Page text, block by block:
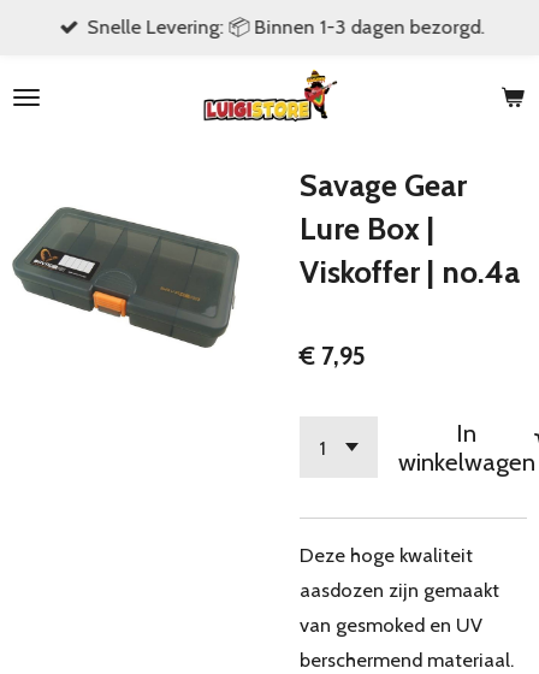
naar
Snelle Levering: 📦 Binnen 1-3 dagen bezorgd.
Savage Gear
Lure Box |
Viskoffer | no.4a
€ 7,95
In
winkelwagen
Deze hoge kwaliteit
aasdozen zijn gemaakt
van gesmoked en UV
berschermend materiaal.